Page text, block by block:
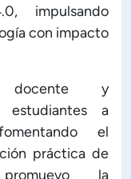
impulsando
con impacto
docente y
estudiantes a
el
práctica de
la